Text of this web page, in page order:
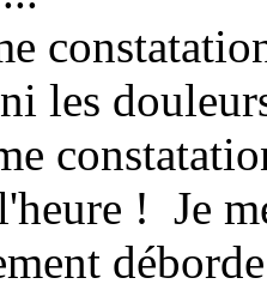
les
! Je